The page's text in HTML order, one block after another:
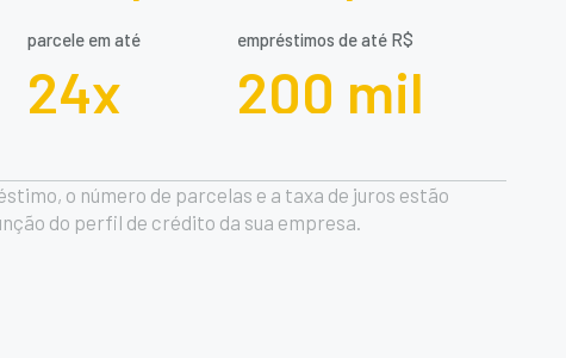
parcele em até
24x
empréstimos de até R$
200 mil
o número de parcelas e a taxa de juros estão
do perfil de crédito da sua empresa.